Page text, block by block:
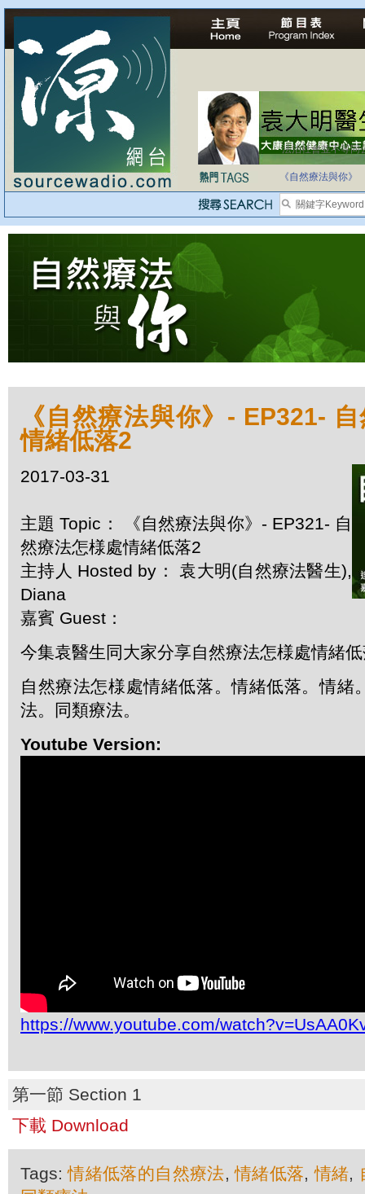
法治社會並不等同
《自然療法與你》
《自然療法與你》- EP321-
情緒低落2
2017-03-31
主題 Topic： 《自然療法與你》- EP321- 自
然療法怎様處情緒低落2
主持人 Hosted by： 袁大明(自然療法醫生),
Diana
嘉賓 Guest：
今集袁醫生同大家分享自然療法怎様處情緒
自然療法怎様處情緒低落。情緒低落。情緒
法。同類療法。
Youtube Version:
https://www.youtube.com/
第一節 Section 1
下載 Download
Tags:情緒低落的自然療法,情緒低落,情緒,